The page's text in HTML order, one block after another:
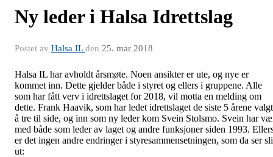
Ny leder i Halsa Idrettslag
Postet av Halsa ILden 25. mar 2018
Halsa IL har avholdt årsmøte. Noen ansikter er ute, og nye er
kommet inn. Dette gjelder både i styret og ellers i gruppene. Alle
som har fått verv i idrettslaget for 2018, vil motta en melding om
dette. Frank Haavik, som har ledet idrettslaget de siste 5 årene
å tre til side, og inn som ny leder kom Svein Stolsmo. Svein har
med både som leder av laget og andre funksjoner siden 1993.
er det ingen andre endringer i styresammensetningen, som da ser
ut: